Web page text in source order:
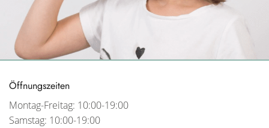
Öffnungszeiten
Montag-Freitag: 10:00-19:00
Samstag: 10:00-19:00